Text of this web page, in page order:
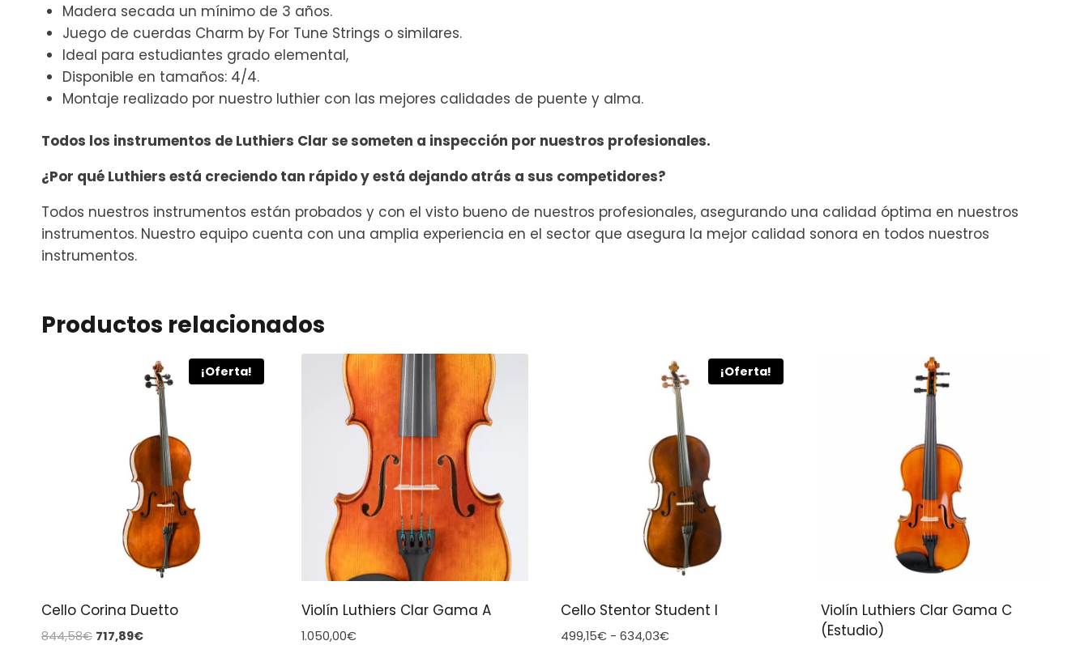
Madera secada un mínimo de 3 años.
Juego de cuerdas Charm by For Tune Strings o similares.
Ideal para estudiantes grado elemental,
Disponible en tamaños: 4/4.
Montaje realizado por nuestro luthier con las mejores calidades de puente y alma.
Todos los instrumentos de Luthiers Clar se someten a inspección por nuestros profesionales.
¿Por qué Luthiers está creciendo tan rápido y está dejando atrás a sus competidores?
Todos nuestros instrumentos están probados y con el visto bueno de nuestros profesionales, asegurando una calidad óptima en nuestros
instrumentos. Nuestro equipo cuenta con una amplia experiencia en el sector que asegura la mejor calidad sonora en todos nuestros
instrumentos.
Productos relacionados
¡Oferta!
Cello Corina Duetto
844,58€ El
717,89€El
Violín Luthiers Clar Gama A
1.050,00€
¡Oferta!
Cello Stentor Student I
499,15€ - 634,03€Rango
Violín Luthiers Clar Gama C
(Estudio)